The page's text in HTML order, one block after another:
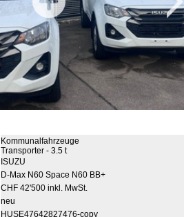
Kommunalfahrzeuge
Transporter - 3.5 t
ISUZU
D-Max N60 Space N60 BB+
CHF 42'500 inkl. MwSt.
neu
HUSE47642827476-copy